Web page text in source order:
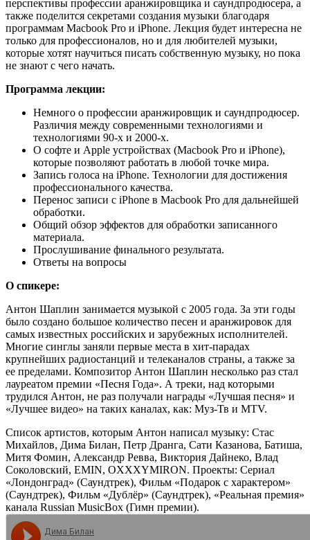
перспективы профессии аранжировщика и саундпродюсера, а
также поделится секретами создания музыки благодаря
программам Macbook Pro и iPhone. Лекция будет интересна не
только для профессионалов, но и для любителей музыки,
которые хотят научиться писать собственную музыку, но пока
не знают с чего начать.
Программа лекции:
Немного о профессии аранжировщик и саундпродюсер.
Различия между современными технологиями и
технологиями 90-х и 2000-х.
О софте и Apple устройствах (Macbook Pro и iPhone),
которые позволяют работать в любой точке мира.
Запись голоса на iPhone. Технологии для достижения
профессионального качества.
Перенос записи с iPhone в Macbook Pro для дальнейшей
обработки.
Общий обзор эффектов для обработки записанного
материала.
Прослушивание финального результата.
Ответы на вопросы
О спикере:
Антон Шаплин занимается музыкой с 2005 года. За эти годы
было создано большое количество песен и аранжировок для
самых известных российских и зарубежных исполнителей.
Многие синглы заняли первые места в хит-парадах
крупнейших радиостанций и телеканалов страны, а также за
ее пределами. Композитор Антон Шаплин несколько раз стал
лауреатом премии «Песня Года». А треки, над которыми
трудился Антон, не раз получали награды «Лучшая песня» и
«Лучшее видео» на таких каналах, как: Муз-Тв и MTV.
Список артистов, которым Антон написал музыку: Стас
Михайлов, Дима Билан, Петр Дранга, Сати Казанова, Батиша,
Митя Фомин, Александр Ревва, Виктория Дайнеко, Влад
Соколовский, EMIN, OXXXYMIRON. Проекты: Сериал
«Лондонград» (Саундтрек), Фильм «Подарок с характером»
(Саундтрек), Фильм «Дублёр» (Саундтрек), «Реальная премия»
канала Russian MusicBox (Гимн премии).